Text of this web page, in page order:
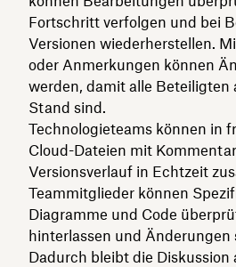
Fortschritt verfolgen und bei
Versionen wiederherstellen.
oder Anmerkungen können
werden, damit alle Beteiligten
Stand sind.
Technologieteams können in
Cloud-Dateien mit
Versionsverlauf in Echtzeit
Teammitglieder können
Diagramme und Code
hinterlassen und Änderungen
Dadurch bleibt die Diskussion